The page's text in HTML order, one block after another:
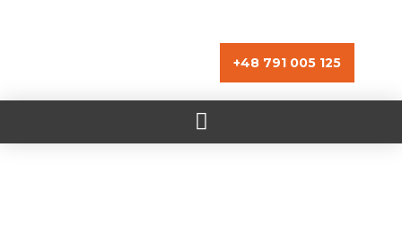
+48 791 005 125